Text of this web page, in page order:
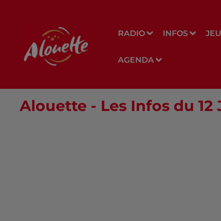
RADIO INFOS
AGENDA
Alouette - Les Infos du 12